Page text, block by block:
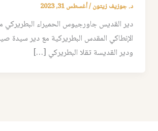
د. جوزيف زيتون/أغسطس 31, 2023
دير القديس جاورجيوس الحميراء البطريركي
الإنطاكي المقدس البطريركية مع دير سيدة
ودير القديسة تقلا البطريركي […]